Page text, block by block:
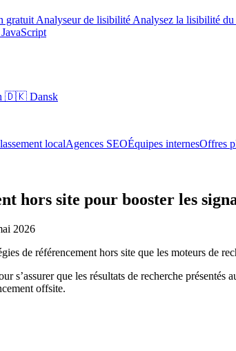
gratuit Analyseur de lisibilité Analysez la lisibilité du
🇩🇰 Dansk
localAgences SEOÉquipes internesOffres
hors site pour booster les
2026
de référencement hors site que les moteurs de
s’assurer que les résultats de recherche
offsite.